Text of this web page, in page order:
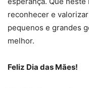
reconhecer e
pequenos e grandes
melhor.
Feliz Dia das Mães!